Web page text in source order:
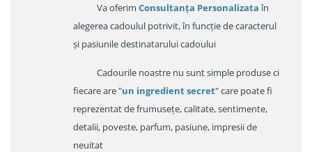
Va oferim Consultanța Personalizataîn
alegerea cadoulul potrivit, în funcție de caracterul
și pasiunile destinatarului cadoului
Cadourile noastre nu sunt simple produse ci
fiecare are "un ingredient secret" care poate fi
reprezentat de frumusețe, calitate, sentimente,
detalii, poveste, parfum, pasiune, impresii de
neuitat